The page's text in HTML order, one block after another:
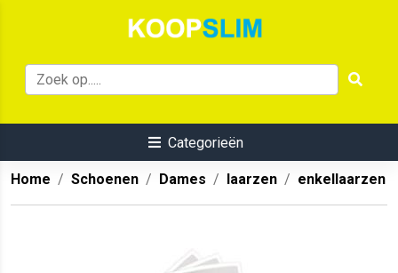
Categorieën
Home Schoenen Dames laarzen enkellaarzen